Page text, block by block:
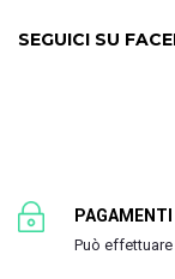
SEGUICI SU
PAGAMENTI
Può